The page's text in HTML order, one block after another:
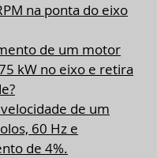
na ponta do eixo
de um motor
kW no eixo e retira
de um
60 Hz e
de 4%.